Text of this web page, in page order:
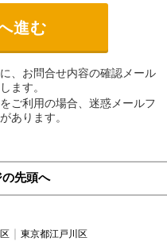
、お問合せ内容の確認メール
ます。
ご利用の場合、迷惑メールフ
あります。
先頭へ
東京都江戸川区